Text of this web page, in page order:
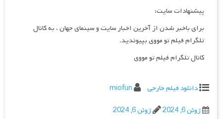
پیشنهادات سایت:
برای باخبر شدن از آخرین اخبار سایت و سینمای جهان ، به کانال
تلگرام فیلم تو مووی بپیوندید.
کانال تلگرام فیلم تو مووی
دانلود فیلم خارجی
miofun
ژوئن 6, 2024
ژوئن 6, 2024